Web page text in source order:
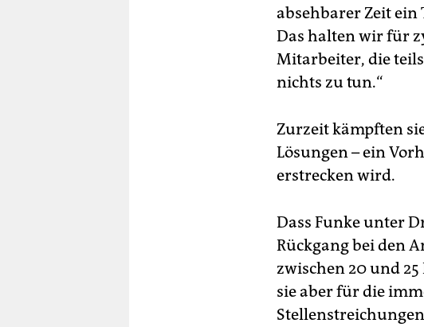
absehbarer Zeit ein
Das halten wir für
Mitarbeiter, die
nichts zu tun.“
Zurzeit kämpften
Lösungen – ein
erstrecken wird.
Dass Funke unter
Rückgang bei den
zwischen 20 und
sie aber für die